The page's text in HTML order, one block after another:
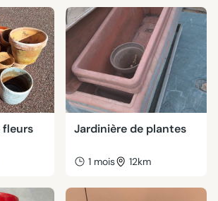
fleurs Jardinière de plantes
1 mois 12km